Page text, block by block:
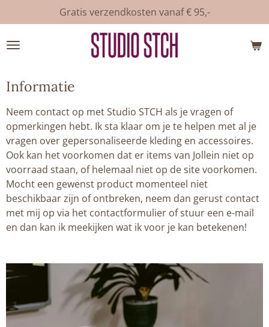
direct
naar
Gratis verzendkosten vanaf € 95,-
Informatie
Neem contact op met Studio STCH als je vragen of
opmerkingen hebt. Ik sta klaar om je te helpen met al je
vragen over gepersonaliseerde kleding en accessoires.
Ook kan het voorkomen dat er items van Jollein niet op
voorraad staan, of helemaal niet op de site voorkomen.
Mocht een gewenst product momenteel niet
beschikbaar zijn of ontbreken, neem dan gerust contact
met mij op via het contactformulier of stuur een e-mail
en dan kan ik meekijken wat ik voor je kan betekenen!